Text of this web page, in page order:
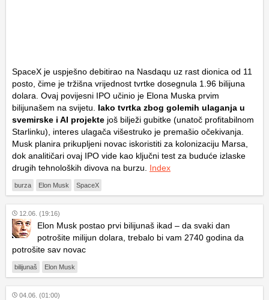
SpaceX je uspješno debitirao na Nasdaqu uz rast dionica od 11
posto, čime je tržišna vrijednost tvrtke dosegnula 1.96 bilijuna
dolara. Ovaj povijesni IPO učinio je Elona Muska prvim
bilijunašem na svijetu. Iako tvrtka zbog golemih ulaganja u
svemirske i AI projekte još bilježi gubitke (unatoč profitabilnom
Starlinku), interes ulagača višestruko je premašio očekivanja.
Musk planira prikupljeni novac iskoristiti za kolonizaciju Marsa,
dok analitičari ovaj IPO vide kao ključni test za buduće izlaske
drugih tehnoloških divova na burzu. Index
burza Elon Musk SpaceX
12.06. (19:16)
Elon Musk postao prvi bilijunaš ikad – da svaki dan
potrošite milijun dolara, trebalo bi vam 2740 godina da
potrošite sav novac
bilijunaš Elon Musk
04.06. (01:00)